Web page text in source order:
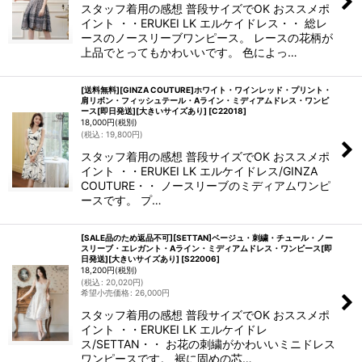
スタッフ着用の感想 普段サイズでOK おススメポ
イント ・・ERUKEI LK エルケイドレス・・ 総レ
ースのノースリーブワンピース。 レースの花柄が
上品でとってもかわいいです。 色によっ…
[送料無料][GINZA COUTURE]ホワイト・ワインレッド・プリント・
肩リボン・フィッシュテール・Aライン・ミディアムドレス・ワンピ
ース[即日発送][大きいサイズあり] [C22018]
18,000円(税別)
(税込 : 19,800円)
スタッフ着用の感想 普段サイズでOK おススメポ
イント ・・ERUKEI LK エルケイドレス/GINZA
COUTURE・・ ノースリーブのミディアムワンピ
ースです。 プ…
[SALE品のため返品不可][SETTAN]ベージュ・刺繍・チュール・ノー
スリーブ・エレガント・Aライン・ミディアムドレス・ワンピース[即
日発送][大きいサイズあり] [S22006]
18,200円(税別)
(税込 : 20,020円)
希望小売価格: 26,000円
スタッフ着用の感想 普段サイズでOK おススメポ
イント ・・ERUKEI LK エルケイドレ
ス/SETTAN・・ お花の刺繍がかわいいミニドレス
ワンピースです。 裾に固めの芯…